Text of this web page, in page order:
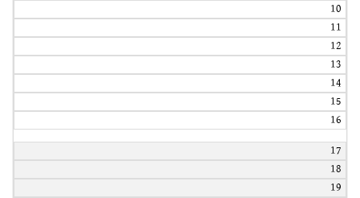
10
11
12
13
14
15
16
17
18
19